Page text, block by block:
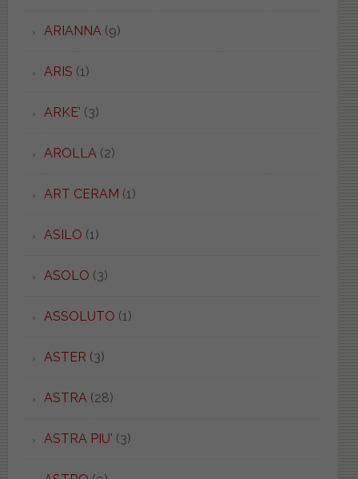
ARIANNA(9)
ARIS (1)
ARKE' (3)
AROLLA(2)
ART CERAM (1)
ASILO (1)
ASOLO (3)
ASSOLUTO (1)
ASTER (3)
ASTRA(28)
ASTRA PIU' (3)